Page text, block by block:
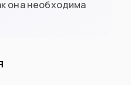
она необходима